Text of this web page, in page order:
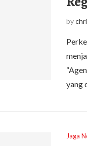
by
yang
Jaga